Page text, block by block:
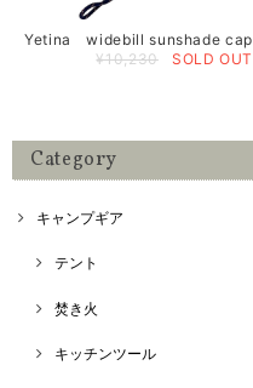
Yetina widebill sunshade cap
¥10,230
SOLD OUT
Category
キャンプギア
テント
焚き火
キッチンツール